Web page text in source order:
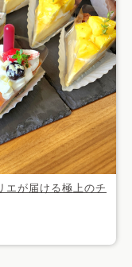
エが届ける極上のチ